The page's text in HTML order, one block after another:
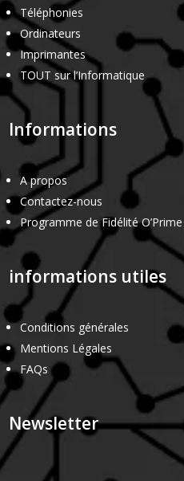
Téléphonies
Ordinateurs
Imprimantes
TOUT sur l’Informatique
Informations
A propos
Contactez-nous
Programme de Fidélité O’Prime
informations utiles
Conditions générales
Mentions Légales
FAQs
Newsletter